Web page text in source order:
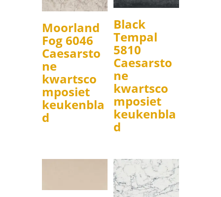
Moorland
Fog 6046
Caesarsto
ne
kwartsco
mposiet
keukenbla
d
Black
Tempal
5810
Caesarsto
ne
kwartsco
mposiet
keukenbla
d